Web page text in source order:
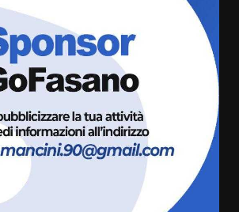
Cura dei beni comuni e
cittadinanza attiva: online
l’avviso per la gestione
condivisa della Villetta di
Laureto
La magia del Minareto e la prima
assoluta de “L’Albergo
Belvedere. Il rapimento”
6 Agosto 2026 06:15